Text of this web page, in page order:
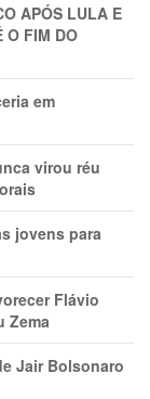
APÓS LULA E
O FIM DO
em
virou réu
jovens para
Flávio
Zema
Jair Bolsonaro